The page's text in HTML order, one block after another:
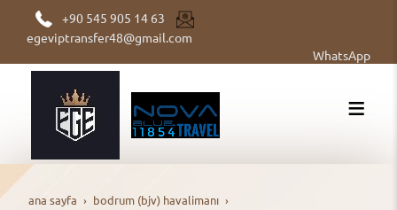
+90 545 905 14 63
egeviptransfer48@gmail.com
WhatsApp
ana sayfa
bodrum (bjv) havalimanı